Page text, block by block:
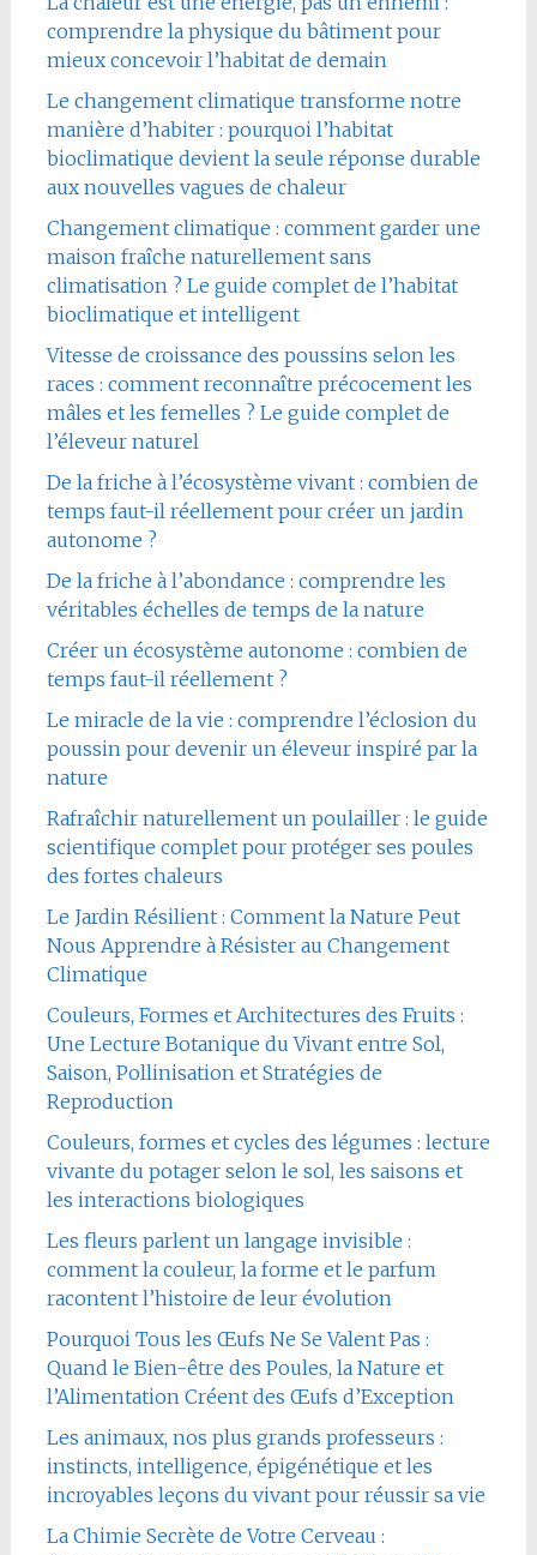
comprendre la physique du bâtiment pour
mieux concevoir l’habitat de demain
Le changement climatique transforme notre
manière d’habiter : pourquoi l’habitat
bioclimatique devient la seule réponse durable
aux nouvelles vagues de chaleur
Changement climatique : comment garder une
maison fraîche naturellement sans
climatisation ? Le guide complet de l’habitat
bioclimatique et intelligent
Vitesse de croissance des poussins selon les
races : comment reconnaître précocement les
mâles et les femelles ? Le guide complet de
l’éleveur naturel
De la friche à l’écosystème vivant : combien de
temps faut-il réellement pour créer un jardin
autonome ?
De la friche à l’abondance : comprendre les
véritables échelles de temps de la nature
Créer un écosystème autonome : combien de
temps faut-il réellement ?
Le miracle de la vie : comprendre l’éclosion du
poussin pour devenir un éleveur inspiré par la
nature
Rafraîchir naturellement un poulailler : le guide
scientifique complet pour protéger ses poules
des fortes chaleurs
Le Jardin Résilient : Comment la Nature Peut
Nous Apprendre à Résister au Changement
Climatique
Couleurs, Formes et Architectures des Fruits :
Une Lecture Botanique du Vivant entre Sol,
Saison, Pollinisation et Stratégies de
Reproduction
Couleurs, formes et cycles des légumes : lecture
vivante du potager selon le sol, les saisons et
les interactions biologiques
Les fleurs parlent un langage invisible :
comment la couleur, la forme et le parfum
racontent l’histoire de leur évolution
Pourquoi Tous les Œufs Ne Se Valent Pas :
Quand le Bien-être des Poules, la Nature et
l’Alimentation Créent des Œufs d’Exception
Les animaux, nos plus grands professeurs :
instincts, intelligence, épigénétique et les
incroyables leçons du vivant pour réussir sa vie
La Chimie Secrète de Votre Cerveau :